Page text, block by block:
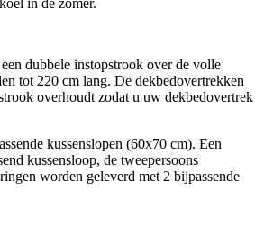
in de zomer.
dubbele instopstrook over de volle
tot 220 cm lang. De dekbedovertrekken
overhoudt zodat u uw dekbedovertrek
kussenslopen (60x70 cm). Een
kussensloop, de tweepersoons
worden geleverd met 2 bijpassende